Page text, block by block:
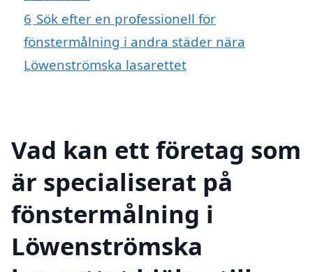
6 Sök efter en professionell för
fönstermålning i andra städer nära
Löwenströmska lasarettet
Vad kan ett företag som
är specialiserat på
fönstermålning i
Löwenströmska